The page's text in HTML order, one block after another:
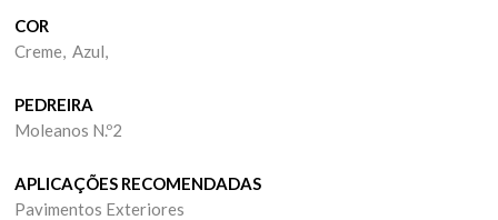
COR
Creme, Azul,
PEDREIRA
Moleanos N.º2
APLICAÇÕES RECOMENDADAS
Pavimentos Exteriores